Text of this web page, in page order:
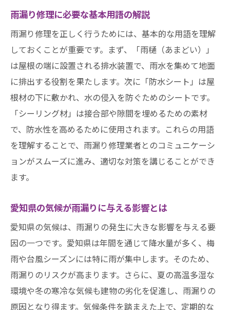
雨漏りの場所特定に役立つポイントとツー
ル
雨漏り原因調査のための専門機器の紹介
愛知県での雨漏り修理に最適なタイミングとは
雨季を迎える前に修理を行うべき理由
季節ごとの雨漏りリスクと修理タイミング
長期予報を活用した雨漏り修理の計画
愛知県の梅雨シーズンに備えるためのポイ
ント
プロが教える効果的な雨漏り修理方法愛知県な
らではのアプローチ
愛知県の気候に適した屋根材の選び方
最新の防水工法とその効果
プロが使用する高性能なシーリング材
愛知県で評価の高い雨漏り修理技術
雨漏り修理に必要な基本用語の解説
雨漏り修理を正しく行うためには、基本的な用語を理解
しておくことが重要です。まず、「雨樋（あまどい）」
は屋根の端に設置される排水装置で、雨水を集めて地面
に排出する役割を果たします。次に「防水シート」は屋
根材の下に敷かれ、水の侵入を防ぐためのシートです。
「シーリング材」は接合部や隙間を埋めるための素材
で、防水性を高めるために使用されます。これらの用語
を理解することで、雨漏り修理業者とのコミュニケーシ
ョンがスムーズに進み、適切な対策を講じることができ
ます。
愛知県の気候が雨漏りに与える影響とは
愛知県の気候は、雨漏りの発生に大きな影響を与える要
因の一つです。愛知県は年間を通じて降水量が多く、梅
雨や台風シーズンには特に雨が集中します。そのため、
雨漏りのリスクが高まります。さらに、夏の高温多湿な
環境や冬の寒冷な気候も建物の劣化を促進し、雨漏りの
原因となり得ます。気候条件を踏まえた上で、定期的な